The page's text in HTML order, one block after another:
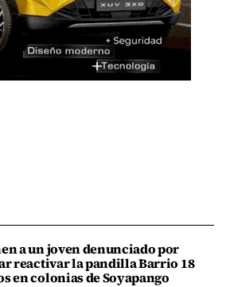
a un joven denunciado por
reactivar la pandilla Barrio 18
en colonias de Soyapango